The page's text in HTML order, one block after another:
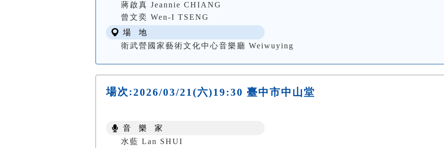
蔣啟真 Jeannie CHIANG
曾文奕 Wen-I TSENG
場 地
衛武營國家藝術文化中心音樂廳 Weiwuying
場次:2026/03/21(六)19:30 臺中市中山堂
音 樂 家
水藍 Lan SHUI